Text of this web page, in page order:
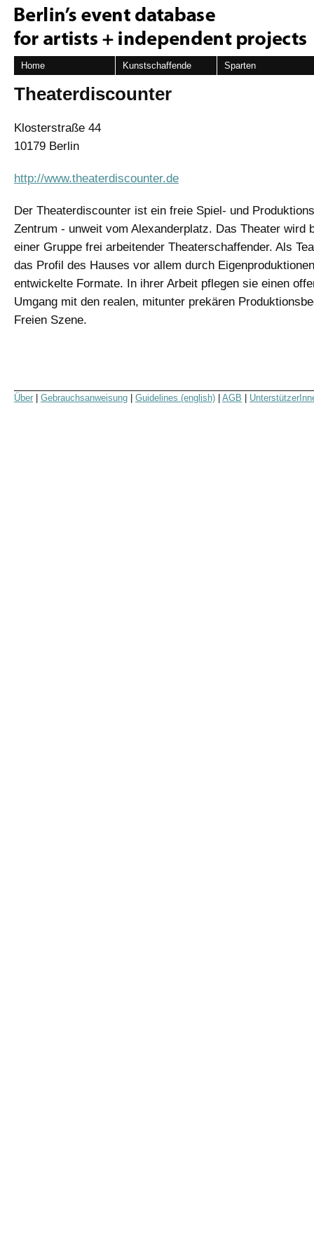
Home Kunstschaffende Sparten
Theaterdiscounter
Klosterstraße 44
10179 Berlin
http://www.theaterdiscounter.de
Der Theaterdiscounter ist ein freie Spiel- und
Zentrum - unweit vom Alexanderplatz. Das Theater wird
einer Gruppe frei arbeitender Theaterschaffender. Als
das Profil des Hauses vor allem durch
entwickelte Formate. In ihrer Arbeit pflegen sie einen
Umgang mit den realen, mitunter prekären
Freien Szene.
Über Gebrauchsanweisung Guidelines (english) AGB